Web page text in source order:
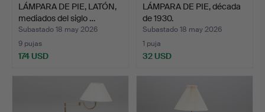
LÁMPARA DE PIE, LATÓN,
mediados del siglo …
Subastado 18 may 2026
9 pujas
174 USD
LÁMPARA DE PIE, década
de 1930.
Subastado 18 may 2026
1 puja
32 USD